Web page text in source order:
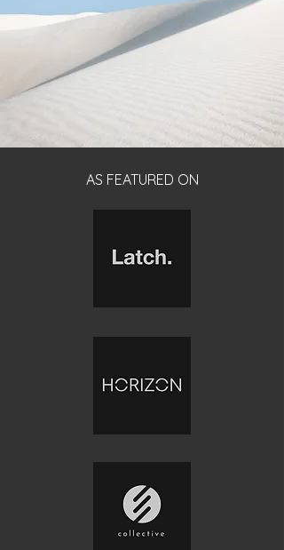
AS FEATURED ON